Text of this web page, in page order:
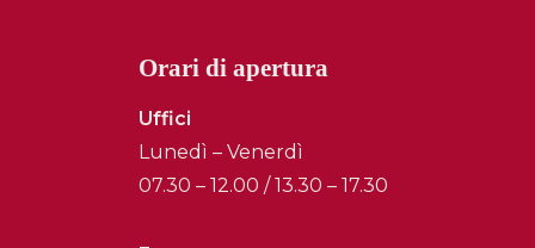
Orari di apertura
Uffici
Lunedì – Venerdì
07.30 – 12.00 / 13.30 – 17.30